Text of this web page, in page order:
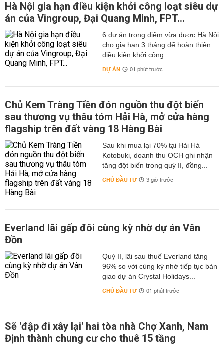
Hà Nội gia hạn điều kiện khởi công loạt siêu dự
án của Vingroup, Đại Quang Minh, FPT...
6 dự án trọng điểm vừa được Hà Nội
cho gia hạn 3 tháng để hoàn thiện
điều kiện khởi công.
DỰ ÁN 01 phút trước
Chủ Kem Tràng Tiền đón nguồn thu đột biến
sau thương vụ thâu tóm Hải Hà, mở cửa hàng
flagship trên đất vàng 18 Hàng Bài
Sau khi mua lại 70% tại Hải Hà
Kotobuki, doanh thu OCH ghi nhận
tăng đột biến trong quý II, đồng...
CHỦ ĐẦU TƯ 3 giờ trước
Everland lãi gấp đôi cùng kỳ nhờ dự án Vân
Đồn
Quý II, lãi sau thuế Everland tăng
96% so với cùng kỳ nhờ tiếp tục bàn
giao dự án Crystal Holidays...
CHỦ ĐẦU TƯ 01 phút trước
Sẽ 'đập đi xây lại' hai tòa nhà Chợ Xanh, Nam
Định thành chung cư cho thuê 15 tầng